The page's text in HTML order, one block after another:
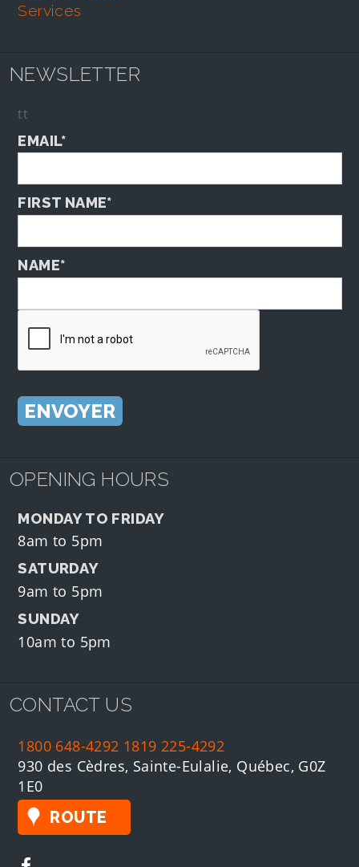
services
NEWSLETTER
tt
EMAIL*
FIRST NAME*
NAME*
OPENING HOURS
MONDAY TO FRIDAY
8am to 5pm
SATURDAY
9am to 5pm
SUNDAY
10am to 5pm
CONTACT US
1800 648-4292 1819 225-4292
930 des Cèdres, Sainte-Eulalie, Québec, G0Z
1E0
ROUTE